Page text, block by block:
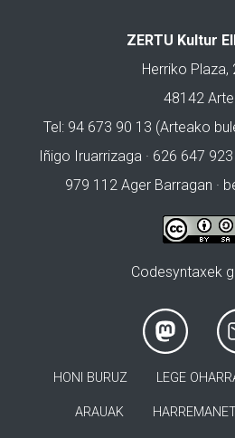
ZERTU Kultur
Herriko Plaza,
48142
Tel: 94 673 90 13 (Arteako
Iñigo Iruarrizaga · 626 647
979 112 Ager Barragan ·
Codesyntaxek
HONI BURUZ LEGE
ARAUAK